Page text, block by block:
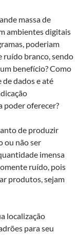
massa de
ambientes digitais
poderiam
ruído branco, sendo
benefício? Como
dados e até
poder oferecer?
de produzir
ou não ser
imensa
ruído, pois
produtos, sejam
localização
para seu